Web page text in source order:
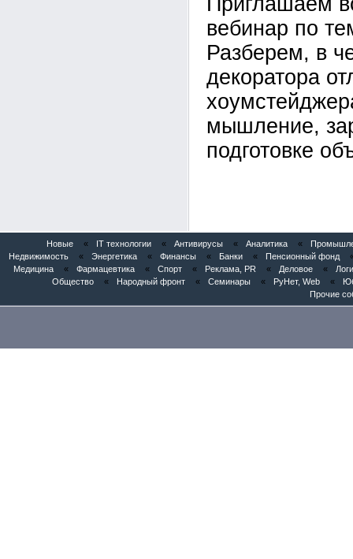
вебинар по
Разберем, в
декоратора
мышление,
подготовке
Новые « IT технологии « Антивирусы « Аналитика «
Недвижимость
« Энергетика « Финансы « Банки « Пенсионный фонд
Медицина
« Фармацевтика « Спорт « Реклама, PR « Деловое «
Общество
« Народный фронт « Семинары « РуНет, Web «
Прочие